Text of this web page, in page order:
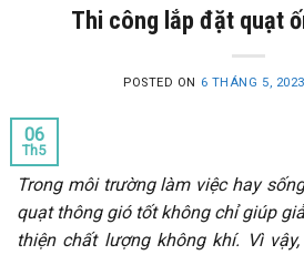
Thi công lắp đặt quạt
POSTED ON 6 THÁNG 5, 2023
06
Th5
Trong môi trường làm việc hay
quạt thông gió tốt không chỉ giúp
thiện chất lượng không khí. Vì